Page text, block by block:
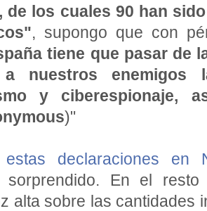
de los cuales 90 han
, supongo que con
tiene que pasar de
nuestros enemigos
y ciberespionaje,
)"
estas declaraciones en
sorprendido. En el
alta sobre las cantidades